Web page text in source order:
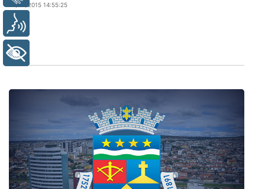
28/09/2015 14:55:25